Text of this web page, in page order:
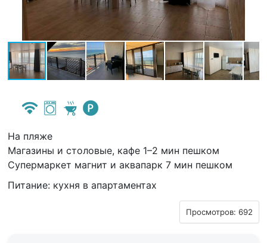
На пляже
Магазины и столовые, кафе 1–2 мин пешком
Супермаркет магнит и аквапарк 7 мин пешком
Питание: кухня в апартаментах
Просмотров: 692